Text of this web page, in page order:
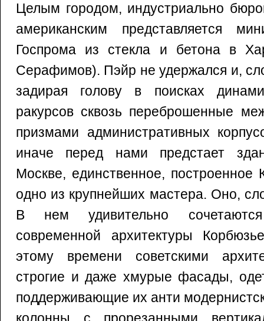
Целым городом, индустриально
американским представляется
Госпрома из стекла и бетона в
Серафимов). Пэйр не удержался и,
задирая голову в поисках
ракурсов сквозь переброшенные
призмами административных
иначе перед нами предстает
Москве, единственное,
одно из крупнейших мастера. Оно,
В нем удивительно
современной архитектуры
этому времени советскими
строгие и даже хмурые фасады,
поддерживающие их анти